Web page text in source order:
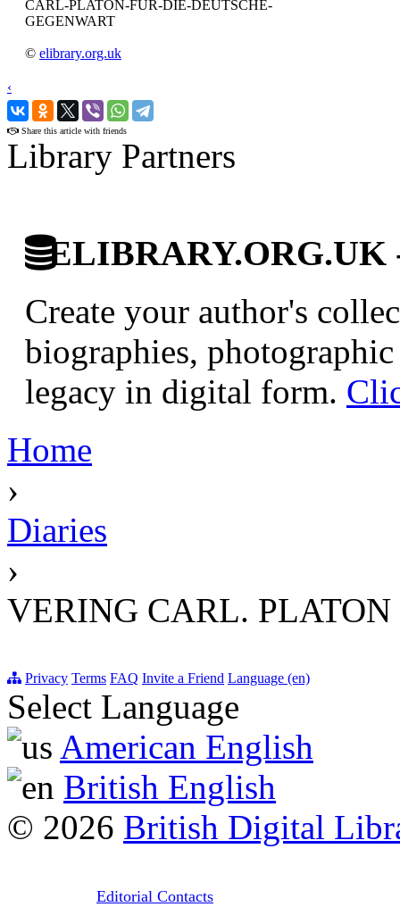
CARL-PLATON-FUR-DIE-DEUTSCHE-
GEGENWART
© elibrary.org.uk
‹
›
Share this article with friends
Library Partners
Create your author's
biographies,
legacy in digital form.
Home
›
Diaries
›
VERING CARL.
Privacy Terms FAQ Invite a Friend Language (en)
Select Language
American English
British English
© 2026 British Digital
Editorial Contacts